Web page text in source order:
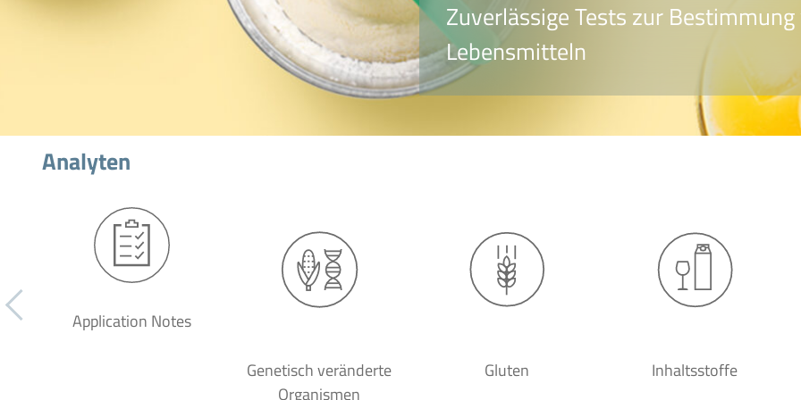
Zuverlässige Tests zur
Lebensmitteln
Analyten
Application Notes
Genetisch veränderte
Organismen
Gluten Inhaltsstoffe